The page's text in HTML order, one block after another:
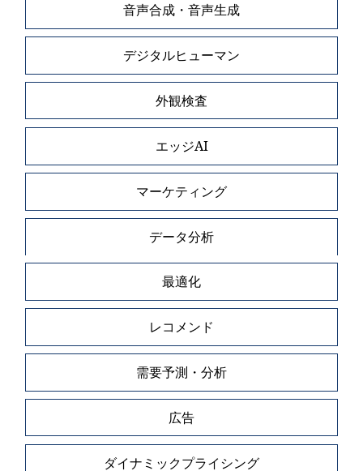
音声合成・音声生成
デジタルヒューマン
外観検査
エッジAI
マーケティング
データ分析
最適化
レコメンド
需要予測・分析
広告
ダイナミックプライシング